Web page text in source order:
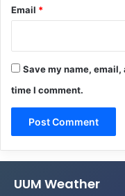
Email *
Save my name,
time I comment.
UUM Weather